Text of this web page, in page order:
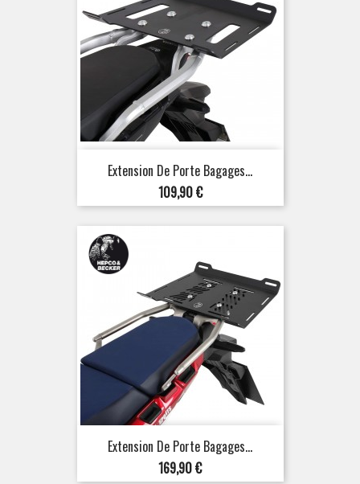
Extension De Porte Bagages...
Prix
109,90 €
Extension De Porte Bagages...
Prix
169,90 €